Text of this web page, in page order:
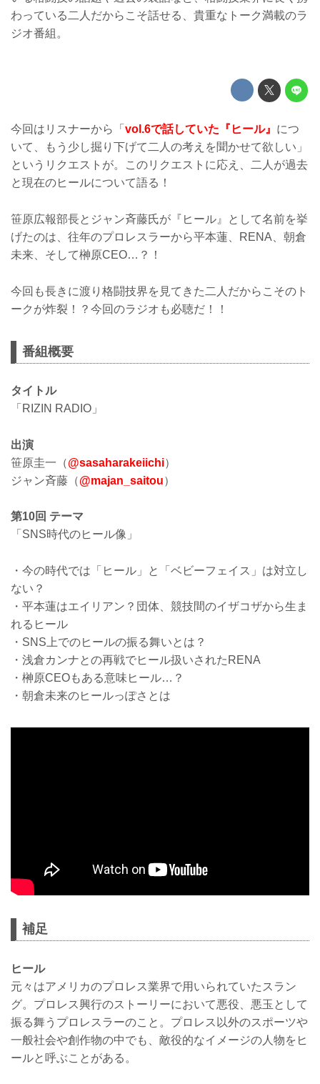
わっている二人だからこそ話せる、貴重なトーク満載のラ
ジオ番組。
今回はリスナーから「 vol.6で話していた『ヒール』 につ
いて、もう少し掘り下げて二人の考えを聞かせて欲しい」
というリクエストが。このリクエストに応え、二人が過去
と現在のヒールについて語る！
笹原広報部長とジャン斉藤氏が『ヒール』として名前を挙
げたのは、往年のプロレスラーから平本蓮、RENA、朝倉
未来、そして榊原CEO…？！
今回も長きに渡り格闘技界を見てきた二人だからこそのト
ークが炸裂！？今回のラジオも必聴だ！！
番組概要
タイトル
「RIZIN RADIO」
出演
笹原圭一（@sasaharakeiichi）
ジャン斉藤（@majan_saitou）
第10回 テーマ
「SNS時代のヒール像」
・今の時代では「ヒール」と「ベビーフェイス」は対立し
ない？
・平本蓮はエイリアン？団体、競技間のイザコザから生ま
れるヒール
・SNS上でのヒールの振る舞いとは？
・浅倉カンナとの再戦でヒール扱いされたRENA
・榊原CEOもある意味ヒール…？
・朝倉未来のヒールっぽさとは
補足
ヒール
元々はアメリカのプロレス業界で用いられていたスラン
グ。プロレス興行のストーリーにおいて悪役、悪玉として
振る舞うプロレスラーのこと。プロレス以外のスポーツや
一般社会や創作物の中でも、敵役的なイメージの人物をヒ
ールと呼ぶことがある。